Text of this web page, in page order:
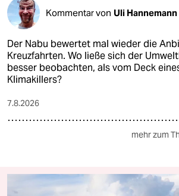
Kommentar von Uli Hannemann
Der Nabu bewertet mal wieder die
Kreuzfahrten. Wo ließe sich der
besser beobachten, als vom Deck
Klimakillers?
7.8.2026
mehr zum